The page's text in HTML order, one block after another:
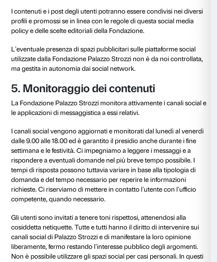
dagli artisti e dagli enti prestatori delle opere,
condivisione di contenuti protetti da copyright senza
l’autorizzazione necessaria.
4. Contenuti
ideati e prodotti dalla Fondazione Palazzo Strozzi,
diversamente. I diritti di proprietà intellettuale di tutti
(testi, foto, video e altri prodotti multimediali)
Fondazione e all’autore originale.
È consentito agli utenti condividere, commentare e
contenuti nel rispetto dei termini di servizio di ogni
osservando l’obbligo di menzionare la Fondazione
l’autore laddove esplicitato. È vietato qualsiasi altro
riproduzione senza ulteriore specifica
Fondazione. Eventuali condivisioni per fini
promozionali sono strettamente vietate.
I commenti e i post degli utenti – che sono invitati a